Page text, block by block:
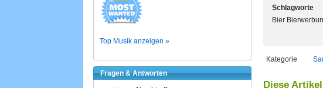
Top Musik anzeigen »
Fragen & Antworten
Schlagworte
Bier
Kategorie
Diese